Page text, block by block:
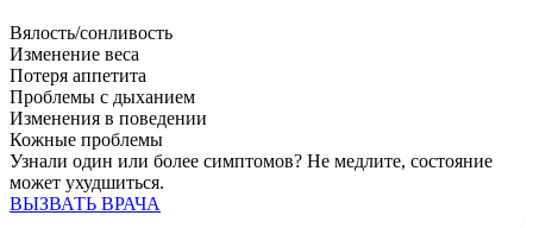
Вялость/сонливость
Изменение веса
Потеря аппетита
Проблемы с дыханием
Изменения в поведении
Кожные проблемы
Узнали один или более симптомов? Не медлите, состояние
может ухудшиться.
ВЫЗВАТЬ ВРАЧА